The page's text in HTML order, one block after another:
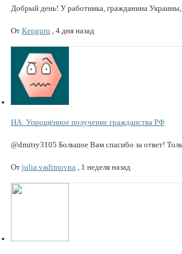
Добрый день! У работника, гражданина Украины,
От Kenguru 4 дня назад
НА: Упрощённое получение гражданства РФ
@dmitry3105 Большое Вам спасибо за ответ!
От julia.vadimovna 1 неделя назад